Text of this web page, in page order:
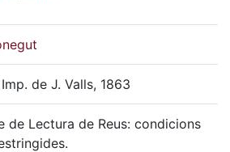
de J. Valls, 1863
de Lectura de Reus: condicions